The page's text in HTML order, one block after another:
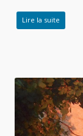
Lire la suite